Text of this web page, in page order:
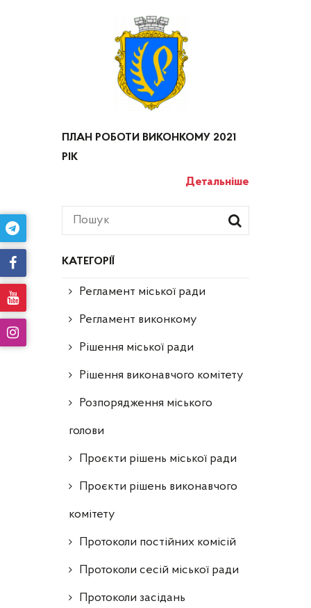
КАТЕГОРІЇ
Регламент міської ради
Регламент виконкому
Рішення міської ради
Рішення виконавчого комітету
Розпорядження міського
голови
Проєкти рішень міської ради
Проєкти рішень виконавчого
комітету
Протоколи постійних комісій
Протоколи сесій міської ради
Протоколи засідань
ПЛАН РОБОТИ ВИКОНКОМУ 2021
РІК
Детальніше